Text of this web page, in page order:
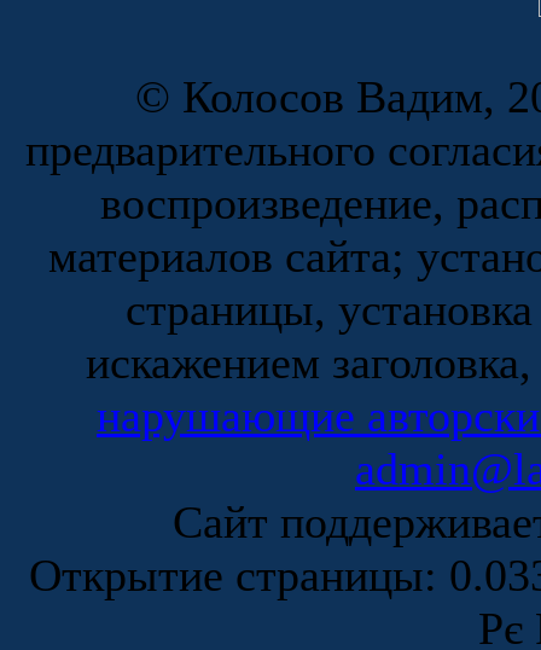
© Колосов Вадим,
предварительного
воспроизведение,
материалов сайта;
страницы,
искажением
нарушающие
Сайт
Открытие страницы:
Рє